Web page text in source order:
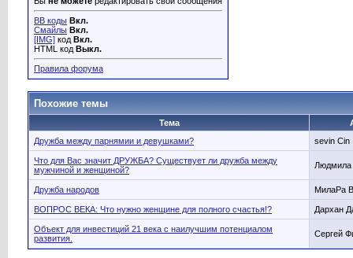
BB коды Вкл.
Смайлы Вкл.
[IMG] код Вкл.
HTML код Выкл.
Правила форума
Похожие темы
Тема
Дружба между парнямии и девушками?
sevin Cin
Что для Вас значит ДРУЖБА? Существует ли дружба между
мужчиной и женщиной?
Дружба народов МилаРа
ВОПРОС ВЕКА: Что нужно женщине для полного счастья!? Дархан
Объект для инвестиций 21 века с наилучшим потенциалом
развития.
Сергей